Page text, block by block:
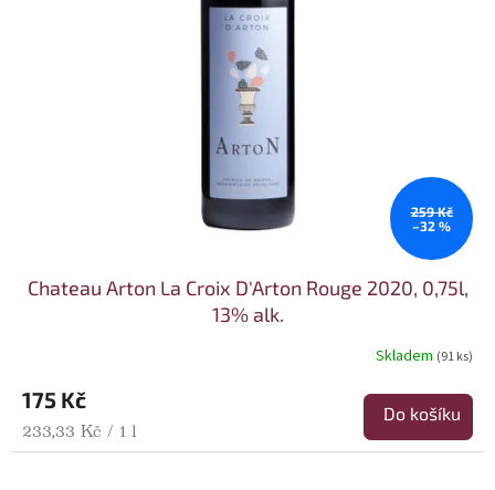
259 Kč
–32 %
Chateau Arton La Croix D'Arton Rouge 2020, 0,75l,
13% alk.
Skladem (91 ks)
175 Kč
Měrná cena:
233,33 Kč / 1 l
Do košíku